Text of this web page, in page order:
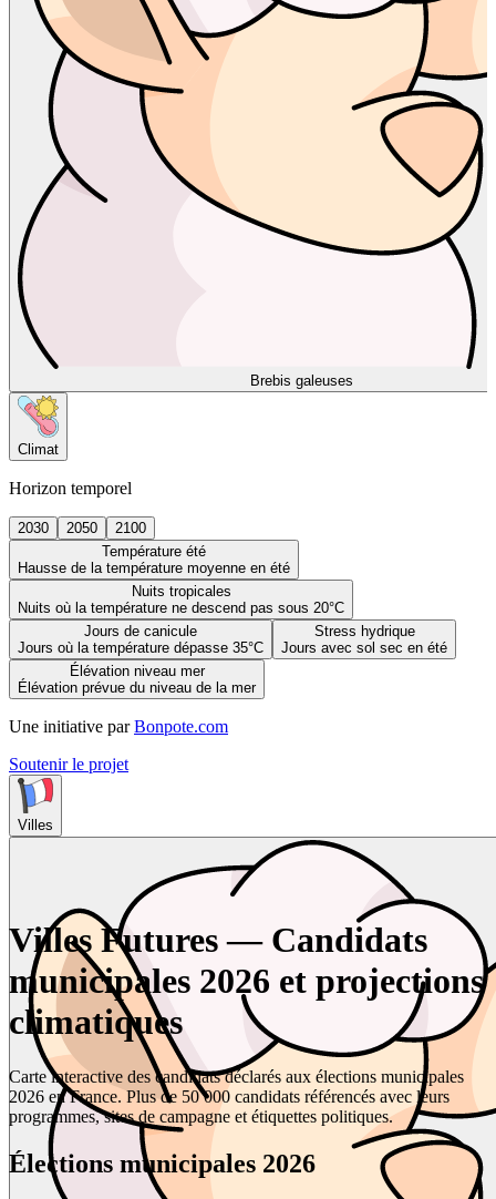
Brebis galeuses
Climat
Horizon temporel
2030 2050
2100
Température été
Hausse de la température moyenne en été
Nuits tropicales
Nuits où la température ne descend pas sous 20°C
Jours de canicule
Jours où la température dépasse 35°C
Stress hydrique
Jours avec sol sec en été
Élévation niveau mer
Élévation prévue du niveau de la mer
Une initiative par Bonpote.com
Soutenir le projet
Villes
Villes Futures — Candidats
municipales 2026 et projections
climatiques
Carte interactive des candidats déclarés aux élections municipales
2026 en France. Plus de 50 000 candidats référencés avec leurs
programmes, sites de campagne et étiquettes politiques.
Élections municipales 2026